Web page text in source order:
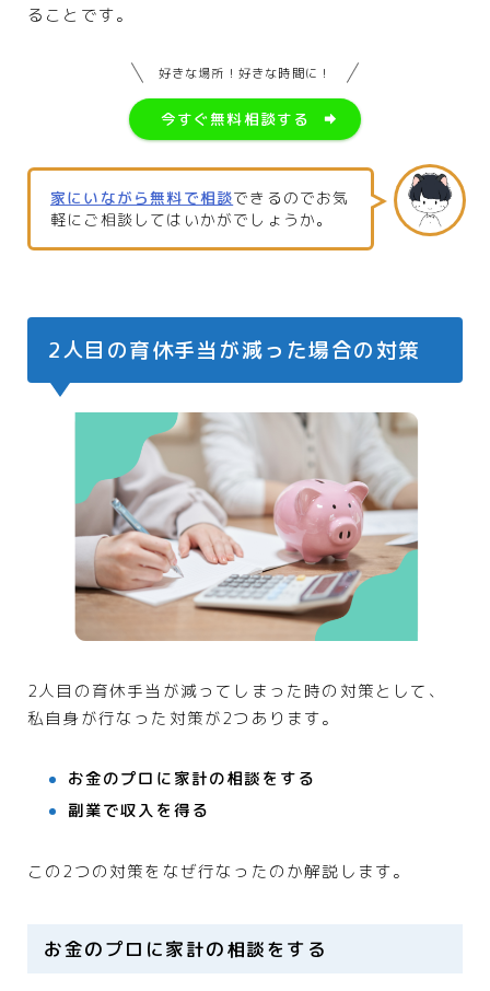
ることです。
好きな場所！好きな時間に！
今すぐ無料相談する
家にいながら無料で相談できるのでお気
軽にご相談してはいかがでしょうか。
2人目の育休手当が減った場合の対策
2人目の育休手当が減ってしまった時の対策として、
私自身が行なった対策が2つあります。
お金のプロに家計の相談をする
副業で収入を得る
この2つの対策をなぜ行なったのか解説します。
お金のプロに家計の相談をする